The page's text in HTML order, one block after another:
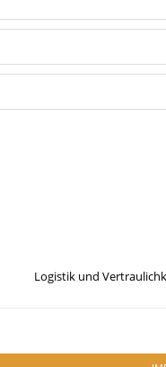
Logistik und